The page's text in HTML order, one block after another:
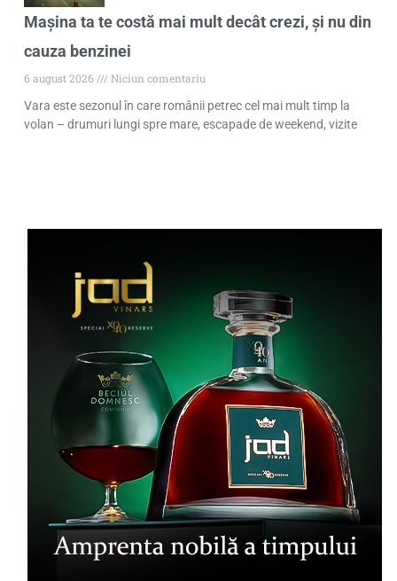
Mașina ta te costă mai mult decât crezi, și nu din
cauza benzinei
6 august 2026
Niciun comentariu
Vara este sezonul în care românii petrec cel mai mult timp la
volan – drumuri lungi spre mare, escapade de weekend, vizite